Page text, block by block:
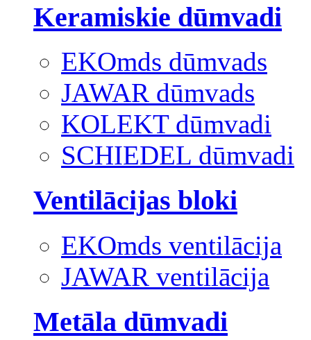
Keramiskie dūmvadi
EKOmds dūmvads
JAWAR dūmvads
KOLEKT dūmvadi
SCHIEDEL dūmvadi
Ventilācijas bloki
EKOmds ventilācija
JAWAR ventilācija
Metāla dūmvadi